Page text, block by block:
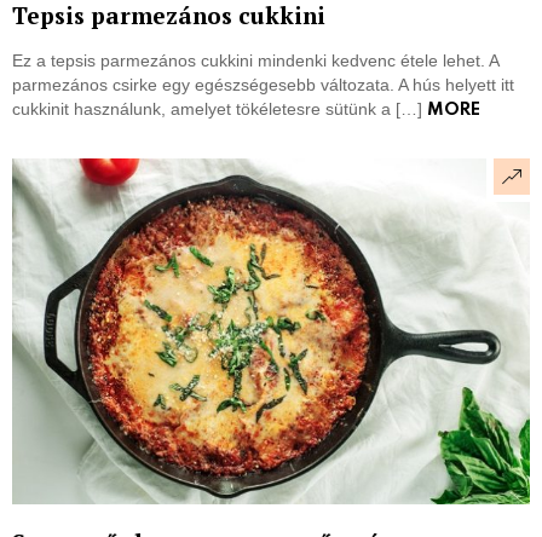
Tepsis parmezános cukkini
Ez a tepsis parmezános cukkini mindenki kedvenc étele lehet. A
parmezános csirke egy egészségesebb változata. A hús helyett itt
cukkinit használunk, amelyet tökéletesre sütünk a […] MORE